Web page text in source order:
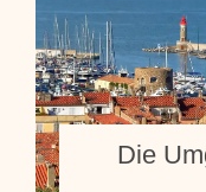
Die